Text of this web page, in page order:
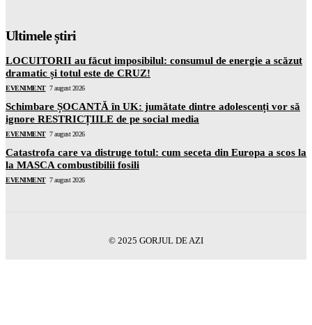
Ultimele știri
LOCUITORII au făcut imposibilul: consumul de energie a scăzut
dramatic și totul este de CRUZ!
EVENIMENT 7 august 2026
Schimbare ȘOCANTĂ în UK: jumătate dintre adolescenți vor să
ignore RESTRICȚIILE de pe social media
EVENIMENT 7 august 2026
Catastrofa care va distruge totul: cum seceta din Europa a scos la
la MASCA combustibilii fosili
EVENIMENT 7 august 2026
© 2025 GORJUL DE AZI